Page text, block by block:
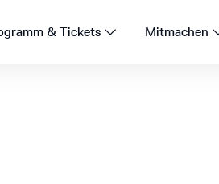
& Tickets Mitmachen